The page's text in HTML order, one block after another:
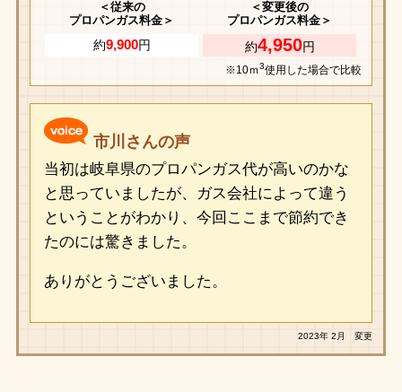
＜従来の
プロパンガス料金＞
＜変更後の
プロパンガス料金＞
約9,900円 約4,950円
※10ｍ3使用した場合で比較
市川さんの声
当初は岐阜県のプロパンガス代が高いのかな
と思っていましたが、ガス会社によって違う
ということがわかり、今回ここまで節約でき
たのには驚きました。
ありがとうございました。
2023年 2月 変更